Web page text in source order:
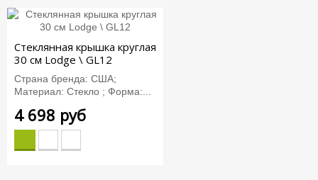
Стеклянная крышка круглая
30 см Lodge \ GL12
Страна бренда: США;
Материал: Стекло ; Форма:...
4 698 руб